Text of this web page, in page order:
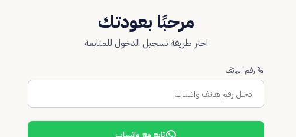
مرحبًا بعودتك
اختر طريقة تسجيل الدخول للمتابعة
رقم الهاتف